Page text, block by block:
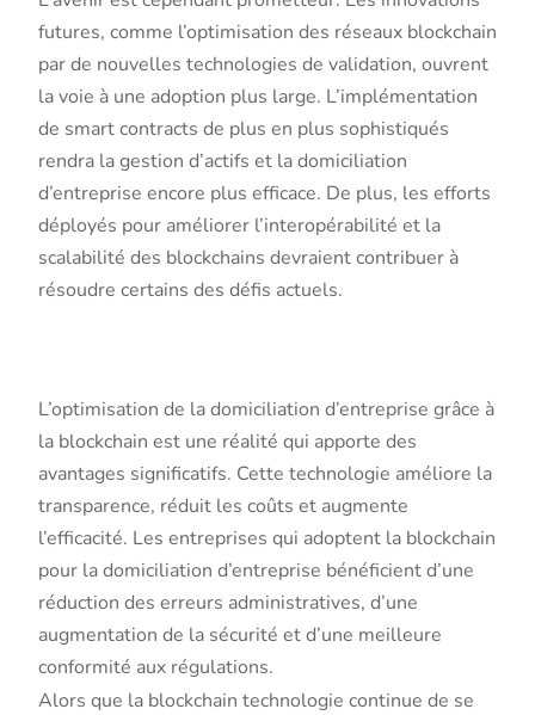
futures, comme l’optimisation des réseaux blockchain
par de nouvelles technologies de validation, ouvrent
la voie à une adoption plus large. L’implémentation
de smart contracts de plus en plus sophistiqués
rendra la gestion d’actifs et la domiciliation
d’entreprise encore plus efficace. De plus, les efforts
déployés pour améliorer l’interopérabilité et la
scalabilité des blockchains devraient contribuer à
résoudre certains des défis actuels.
L’optimisation de la domiciliation d’entreprise grâce à
la blockchain est une réalité qui apporte des
avantages significatifs. Cette technologie améliore la
transparence, réduit les coûts et augmente
l’efficacité. Les entreprises qui adoptent la blockchain
pour la domiciliation d’entreprise bénéficient d’une
réduction des erreurs administratives, d’une
augmentation de la sécurité et d’une meilleure
conformité aux régulations.
Alors que la blockchain technologie continue de se